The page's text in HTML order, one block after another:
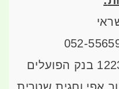
העברה בנקאית לחשבון 12230 בנק הפועלים